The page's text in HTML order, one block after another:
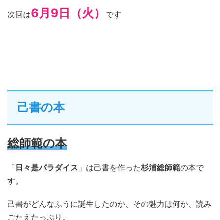
次回は6月9日（火） です
己書の本
総師範の本
「 日々是パラダイス 」は己書を作った杉浦総師範の本で
す。
己書がどんなふうに誕生したのか、その魅力は何か、読み
ごたえたっぷり。